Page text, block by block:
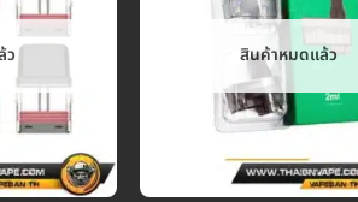
ว สินค้าหมดแล้ว